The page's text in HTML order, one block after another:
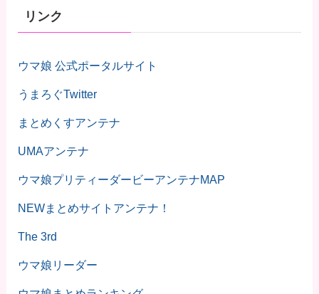
リンク
ウマ娘 公式ポータルサイト
うまろぐTwitter
まとめくすアンテナ
UMAアンテナ
ウマ娘プリティーダービーアンテナMAP
NEWまとめサイトアンテナ！
The 3rd
ウマ娘リーダー